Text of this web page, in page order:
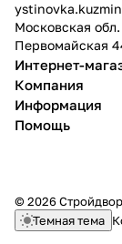
Московская
Первомайская
Интернет-
Компания
Информация
Помощь
© 2026
Темная тема